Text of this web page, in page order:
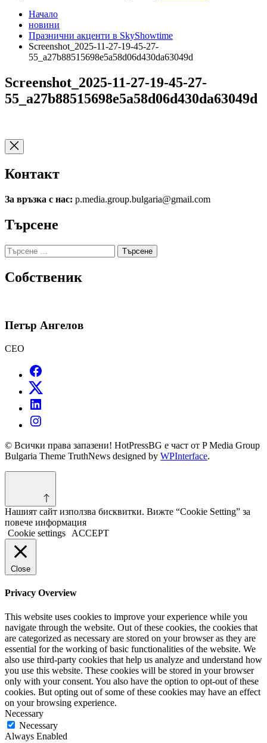
Начало
новини
Празнични акценти в SkyShowtime
Screenshot_2025-11-27-19-45-27-
55_a27b88515698e5a58d06d430da63049d
Screenshot_2025-11-27-19-45-27-
55_a27b88515698e5a58d06d430da63049d
Контакт
За връзка с нас: p.media.group.bulgaria@gmail.com
Търсене
Търсене
за:
Собственик
Петър Ангелов
CEO
© Всички права запазени! HotPressBG е част от P Media Group
Bulgaria Theme TruthNews designed by WPInterface.
Нашият сайт използва бисквитки. Вижте “Cookie Setting” за
повече информация
Cookie settings
ACCEPT
Close
Privacy Overview
This website uses cookies to improve your experience while you
navigate through the website. Out of these cookies, the cookies that
are categorized as necessary are stored on your browser as they are
essential for the working of basic functionalities of the website. We
also use third-party cookies that help us analyze and understand how
you use this website. These cookies will be stored in your browser
only with your consent. You also have the option to opt-out of these
cookies. But opting out of some of these cookies may have an effect
on your browsing experience.
Necessary
Necessary
Always Enabled